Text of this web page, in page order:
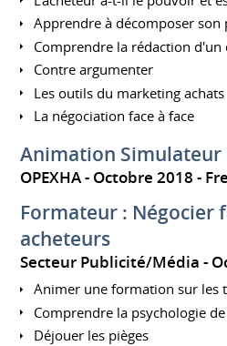
Apprendre à décomposer son
Comprendre la rédaction d'un
Contre argumenter
Les outils du marketing achats
La négociation face à face
Animation Simulateur
OPEXHA Octobre 2018
Formateur : Négocier
acheteurs
Secteur Publicité/Média
Animer une formation sur les
Comprendre la psychologie
Déjouer les pièges